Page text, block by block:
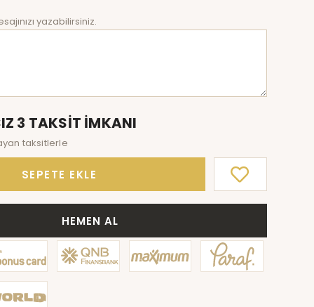
yazabilirsiniz.
3 TAKSİT İMKANI
taksitlerle
SEPETE EKLE
HEMEN AL